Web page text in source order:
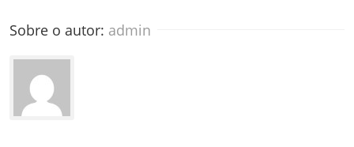
Sobre o autor: admin